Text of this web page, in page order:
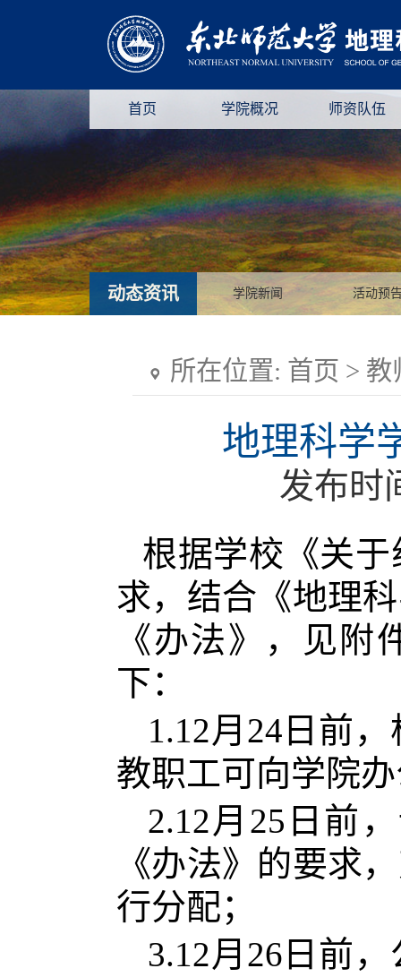
首页 学院概况 师资队伍
动态资讯 学院新闻 活动预
所在位置: 首页 > 教
地理科学
发布时
根据学校《关
求，结合《地理
《办法》，见附
下：
1.12月24日前
教职工可向学院
2.12月25日前
《办法》的要求
行分配；
3.12月26日前